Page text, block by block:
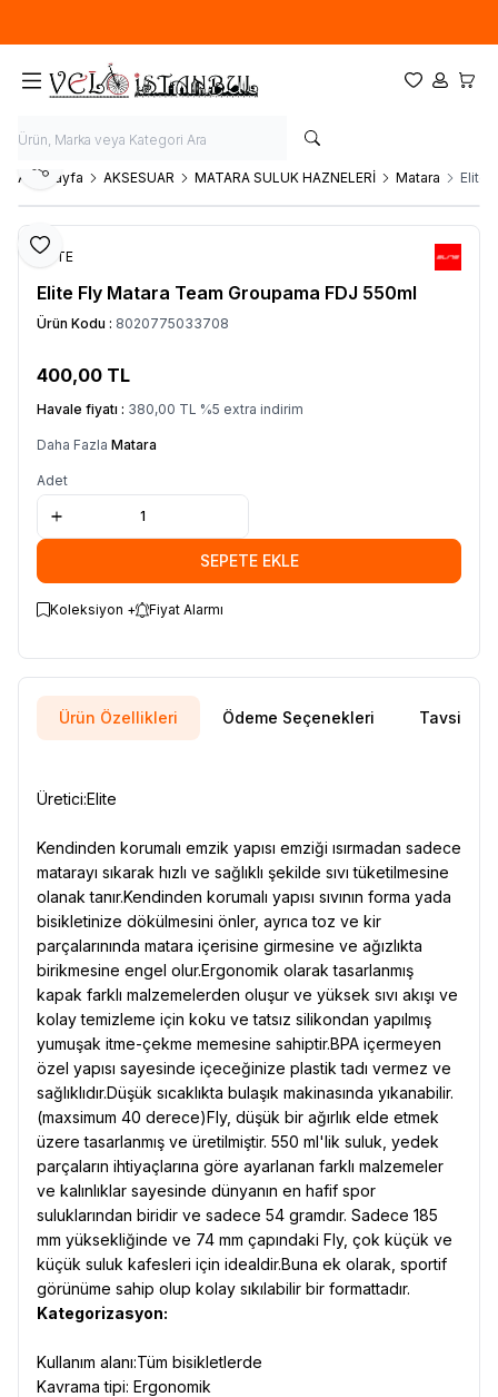
Favorilerim
Hesabım
Ana Sayfa AKSESUAR MATARA SULUK HAZNELERİ Matara Elite
Favoriye Ekle
Paylaş
ELİTE
Elite Fly Matara Team Groupama FDJ 550ml
Ürün Kodu : 8020775033708
400,00 TL
Havale fiyatı : 380,00 TL %5 extra indirim
Daha Fazla Matara
Adet
SEPETE EKLE
Koleksiyon + Fiyat Alarmı
Ürün Özellikleri Ödeme Seçenekleri Tavsiye Et
Üretici:Elite
Kendinden korumalı emzik yapısı emziği ısırmadan sadece
matarayı sıkarak hızlı ve sağlıklı şekilde sıvı tüketilmesine
olanak tanır.Kendinden korumalı yapısı sıvının forma yada
bisikletinize dökülmesini önler, ayrıca toz ve kir
parçalarınında matara içerisine girmesine ve ağızlıkta
birikmesine engel olur.Ergonomik olarak tasarlanmış
kapak farklı malzemelerden oluşur ve yüksek sıvı akışı ve
kolay temizleme için koku ve tatsız silikondan yapılmış
yumuşak itme-çekme memesine sahiptir.BPA içermeyen
özel yapısı sayesinde içeceğinize plastik tadı vermez ve
sağlıklıdır.Düşük sıcaklıkta bulaşık makinasında yıkanabilir.
(maxsimum 40 derece)Fly, düşük bir ağırlık elde etmek
üzere tasarlanmış ve üretilmiştir. 550 ml'lik suluk, yedek
parçaların ihtiyaçlarına göre ayarlanan farklı malzemeler
ve kalınlıklar sayesinde dünyanın en hafif spor
suluklarından biridir ve sadece 54 gramdır. Sadece 185
mm yüksekliğinde ve 74 mm çapındaki Fly, çok küçük ve
küçük suluk kafesleri için idealdir.Buna ek olarak, sportif
görünüme sahip olup kolay sıkılabilir bir formattadır.
Kategorizasyon:
Kullanım alanı:Tüm bisikletlerde
Kavrama tipi: Ergonomik